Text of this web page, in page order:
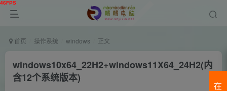
首页 操作系统 windows 正文
windows10x64_22H2+windows11X64_24H2(内
含12个系统版本)
在